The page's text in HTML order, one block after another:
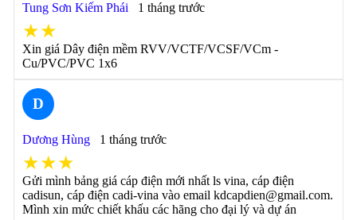
Tung Sơn Kiếm Phái 1 tháng trước
★★
Xin giá Dây điện mềm RVV/VCTF/VCSF/VCm -
Cu/PVC/PVC 1x6
D
Dương Hùng 1 tháng trước
★★★
Gửi mình bảng giá cáp điện mới nhất ls vina, cáp điện
cadisun, cáp điện cadi-vina vào email kdcapdien@gmail.com.
Mình xin mức chiết khấu các hãng cho đại lý và dự án